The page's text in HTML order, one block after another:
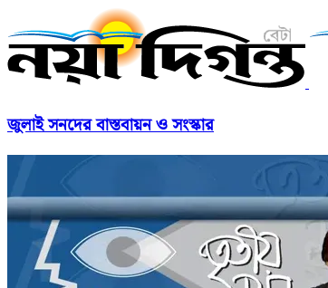
জুলাই সনদের বাস্তবায়ন ও সংস্কার